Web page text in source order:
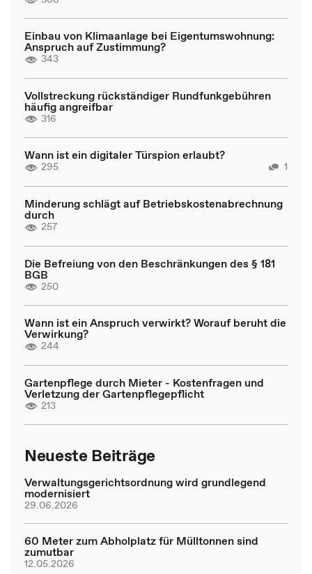
Einbau von Klimaanlage bei Eigentumswohnung:
Anspruch auf Zustimmung?
343
Vollstreckung rückständiger Rundfunkgebühren
häufig angreifbar
316
Wann ist ein digitaler Türspion erlaubt?
295 1
Minderung schlägt auf Betriebskostenabrechnung
durch
257
Die Befreiung von den Beschränkungen des § 181
BGB
250
Wann ist ein Anspruch verwirkt? Worauf beruht die
Verwirkung?
244
Gartenpflege durch Mieter - Kostenfragen und
Verletzung der Gartenpflegepflicht
213
Neueste Beiträge
Verwaltungsgerichtsordnung wird grundlegend
modernisiert
29.06.2026
60 Meter zum Abholplatz für Mülltonnen sind
zumutbar
12.05.2026